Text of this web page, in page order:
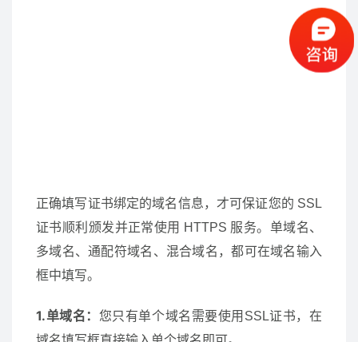
正确填写证书绑定的域名信息，才可保证您的 SSL
证书顺利颁发并正常使用 HTTPS 服务。单域名、
多域名、通配符域名、混合域名，都可在域名输入
框中填写。
1.单域名：
您只有单个域名需要使用SSL证书，在